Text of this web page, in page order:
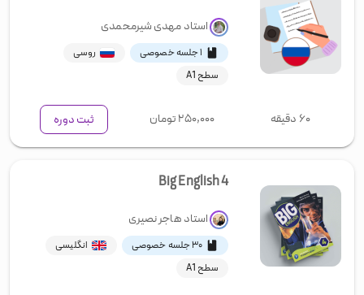
استادمهدی شیرمحمدی
۱ جلسه خصوصی
روسی
سطح A1
۶۰ دقیقه ۲۵۰,۰۰۰تومان ثبت دوره
Big English 4
استادهاجر نصیری
۳۰ جلسه خصوصی
انگلیسی
سطح A1